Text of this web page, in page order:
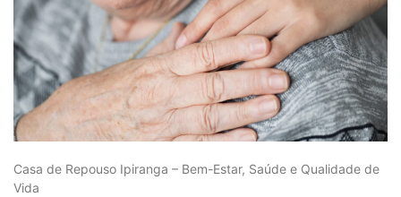
Casa de Repouso Ipiranga – Bem-Estar, Saúde e Qualidade de
Vida